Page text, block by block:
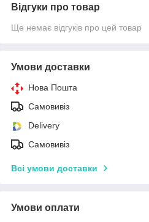
Відгуки про товар
Ще немає відгуків про цей товар
Умови доставки
Нова Пошта
Самовивіз
Delivery
Самовивіз
Всі умови доставки
Умови оплати